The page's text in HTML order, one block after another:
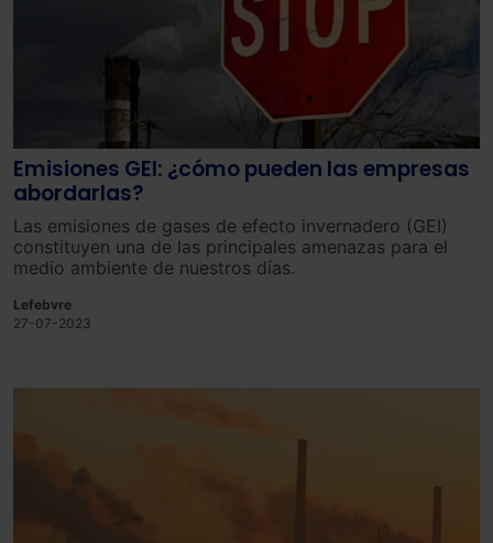
Emisiones GEI: ¿cómo pueden las empresas
abordarlas?
Las emisiones de gases de efecto invernadero (GEI)
constituyen una de las principales amenazas para el
medio ambiente de nuestros días.
Lefebvre
27-07-2023